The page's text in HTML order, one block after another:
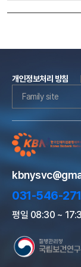
개인정보처리 방침
Family site
031-546-
평일 08:30 ~